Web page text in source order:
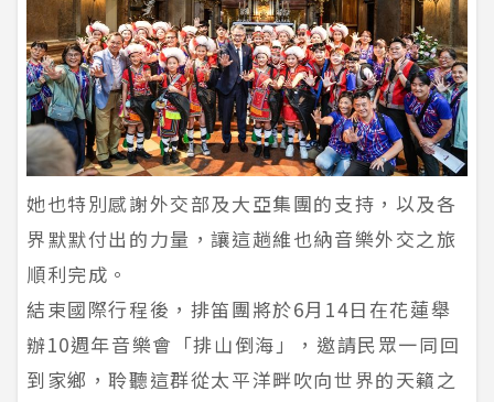
她也特別感謝外交部及大亞集團的支持，以及各
界默默付出的力量，讓這趟維也納音樂外交之旅
順利完成。
結束國際行程後，排笛團將於6月14日在花蓮舉
辦10週年音樂會「排山倒海」，邀請民眾一同回
到家鄉，聆聽這群從太平洋畔吹向世界的天籟之